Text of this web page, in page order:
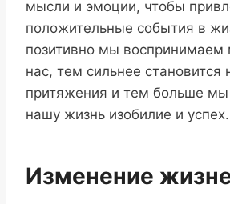
мысли и эмоции, чтобы
положительные события в
позитивно мы воспринимаем
нас, тем сильнее становится
притяжения и тем больше
нашу жизнь изобилие и успех.
Изменение